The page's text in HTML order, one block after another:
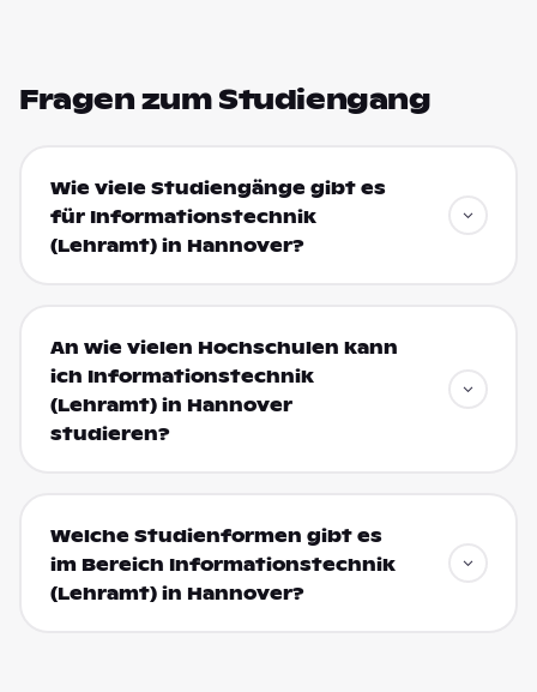
Fragen zum Studiengang
Wie viele Studiengänge gibt es
für Informationstechnik
(Lehramt) in Hannover?
An wie vielen Hochschulen kann
ich Informationstechnik
(Lehramt) in Hannover
studieren?
Welche Studienformen gibt es
im Bereich Informationstechnik
(Lehramt) in Hannover?